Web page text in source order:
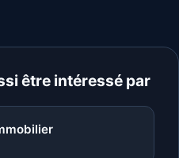
être intéressé par